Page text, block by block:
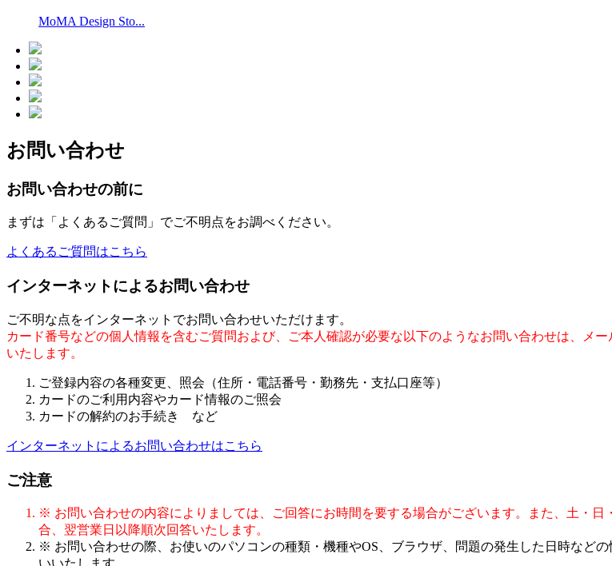
MoMA Design Sto...
お問い合わせ
お問い合わせの前に
まずは「よくあるご質問」でご不明点をお調べください。
よくあるご質問はこちら
インターネットによるお問い合わせ
ご不明な点をインターネットでお問い合わせいただけます。
カード番号などの個人情報を含むご質問および、ご本人確認が必要な以下のようなお問い合わせは、メ
いたします。
ご登録内容の各種変更、照会（住所・電話番号・勤務先・支払口座等）
カードのご利用内容やカード情報のご照会
カードの解約のお手続き など
インターネットによるお問い合わせはこちら
ご注意
※ お問い合わせの内容によりましては、ご回答にお時間を要する場合がございます。また、土・
合、翌営業日以降順次回答いたします。
※ お問い合わせの際、お使いのパソコンの種類・機種やOS、ブラウザ、問題の発生した日時など